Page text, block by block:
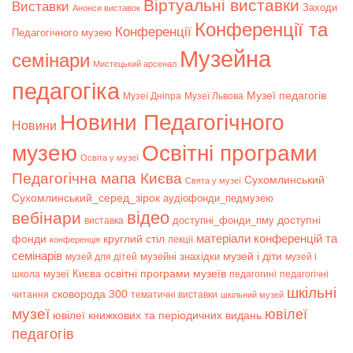
Bиставки Анонси виставок Віртуальні виставки Заходи
Педагогічного музею Конференції Конференції та
семінари Мистецький арсенал Музейна
педагогіка Музеї Дніпра Музеї Львова Музеї педагогів
Новини Новини Педагогічного
музею Освіта у музеї Освітні програми
Педагогічна мапа Києва Свята у музеї Сухомлинський
Сухомлинський_серед_зірок аудіофонди_педмузею
вебінари виставка відео доступні_фонди_пму доступні
фонди конференція круглий стіл лекції матеріали конференцій та
семінарів музей для дітей музейні знахідки музей і діти музей і
школа музеї Києва освітні програми музеїв педагогині педагогічні
читання сковорода 300 тематичні виставки шкільний музей шкільні
музеї ювілеї книжкових та періодичних видань ювілеї
педагогів